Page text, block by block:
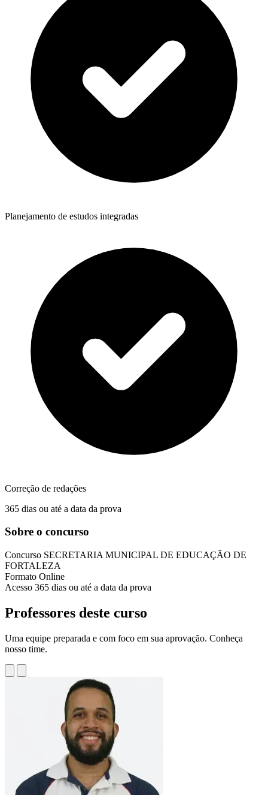
Planejamento de estudos integradas
Correção de redações
365 dias ou até a data da prova
Sobre o concurso
Concurso SECRETARIA MUNICIPAL DE EDUCAÇÃO DE
FORTALEZA
Formato Online
Acesso 365 dias ou até a data da prova
Professores deste curso
Uma equipe preparada e com foco em sua aprovação. Conheça
nosso time.